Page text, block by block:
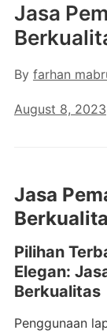
Jasa
By farhan
August 8, 2023
Jasa
Pilihan
Elegan:
Berkualitas
Penggunaan